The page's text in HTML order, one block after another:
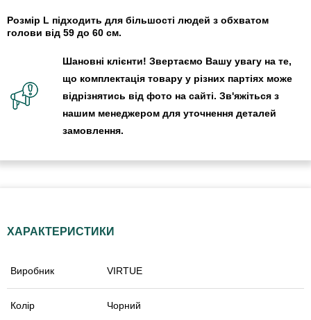
Розмір L підходить для більшості людей з обхватом
голови від 59 до 60 см.
Шановні клієнти! Звертаємо Вашу увагу на те,
що комплектація товару у різних партіях може
відрізнятись від фото на сайті. Зв'яжіться з
нашим менеджером для уточнення деталей
замовлення.
ХАРАКТЕРИСТИКИ
Виробник VIRTUE
Колір Чорний